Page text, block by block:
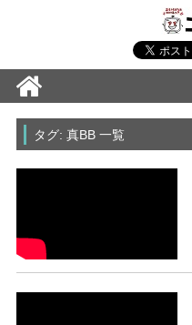
タグ: 真BB 一覧